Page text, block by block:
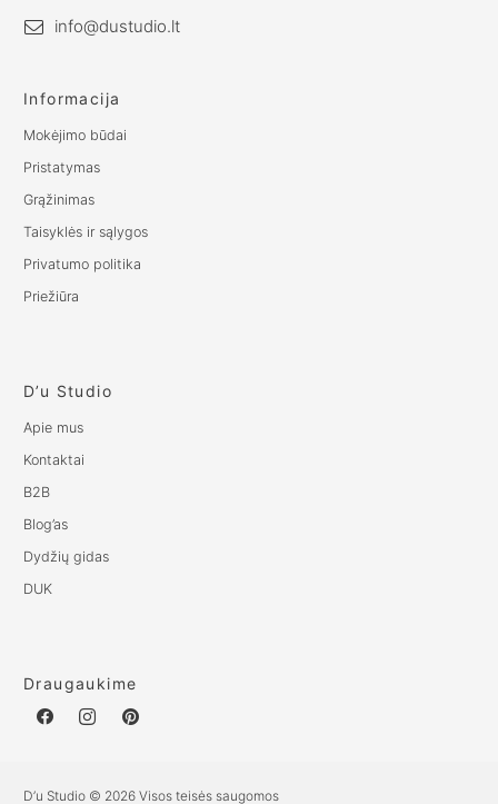
info@dustudio.lt
Informacija
Mokėjimo būdai
Pristatymas
Grąžinimas
Taisyklės ir sąlygos
Privatumo politika
Priežiūra
D’u Studio
Apie mus
Kontaktai
B2B
Blog’as
Dydžių gidas
DUK
Draugaukime
D’u Studio © 2026 Visos teisės saugomos